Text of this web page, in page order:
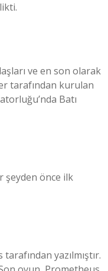
ve en son olarak
tarafından kurulan
Batı
şeyden önce ilk
yazılmıştır.